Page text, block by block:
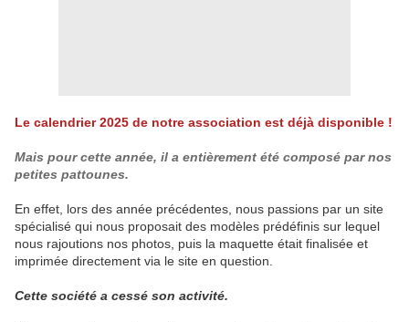
Le calendrier 2025 de notre association est déjà disponible !
Mais pour cette année, il a entièrement été composé par nos
petites pattounes.
En effet, lors des année précédentes, nous passions par un site
spécialisé qui nous proposait des modèles prédéfinis sur lequel
nous rajoutions nos photos, puis la maquette était finalisée et
imprimée directement via le site en question.
Cette société a cessé son activité.